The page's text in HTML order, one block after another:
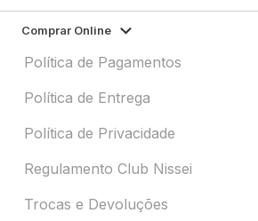
Comprar Online
Política de Pagamentos
Política de Entrega
Política de Privacidade
Regulamento Club Nissei
Trocas e Devoluções